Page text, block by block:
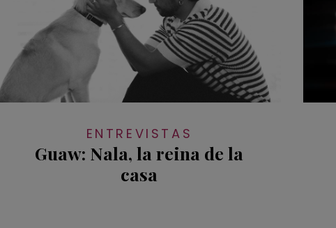
ENTREVISTAS
Guaw: Nala, la reina de la
casa